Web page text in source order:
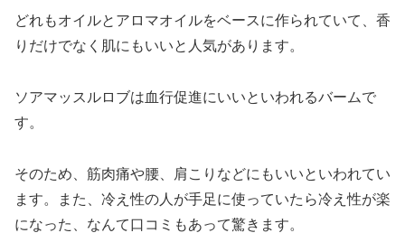
どれもオイルとアロマオイルをベースに作られていて、香
りだけでなく肌にもいいと人気があります。
ソアマッスルロブは血行促進にいいといわれるバームで
す。
そのため、筋肉痛や腰、肩こりなどにもいいといわれてい
ます。また、冷え性の人が手足に使っていたら冷え性が楽
になった、なんて口コミもあって驚きます。